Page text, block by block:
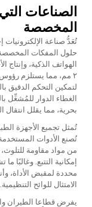
الصناعات
المخصصة
تُعَدُّ صناعة
حلول المفكات المخصصة.
الهواتف الذكية، وإنتاج
٢ مم، مما يستلزم
لتمكين التحكم الدقيق
الغطاء الدوار للمُشغِّل
بحرية، مما يقلل انتقال
تُمثل تجميع الأجهزة
تُصنع الأدوات
من مواد مقاومة
إمكانية التتبع.
محددة لمقبض الأداة،
الامتثال للوائح التنظيمية.
يفرض قطاعا الطيران